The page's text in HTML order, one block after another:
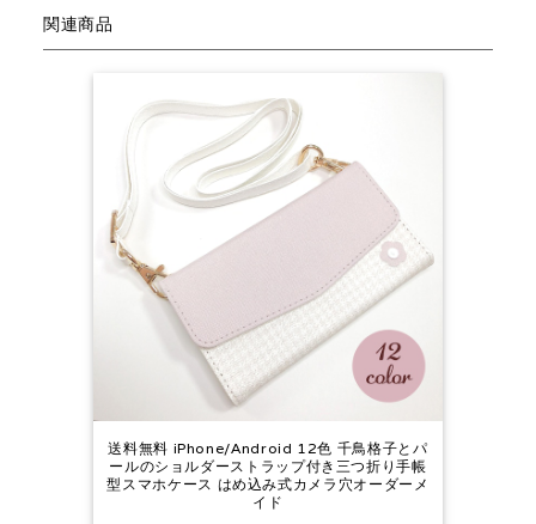
関連商品
送料無料 iPhone/Android 12色 千鳥格子とパ
ールのショルダーストラップ付き三つ折り手帳
型スマホケース はめ込み式カメラ穴オーダーメ
イド